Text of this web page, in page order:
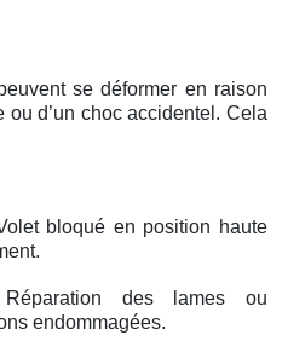
se déformer en raison
ou d’un choc accidentel. Cela
bloqué en position haute
des lames ou
endommagées.